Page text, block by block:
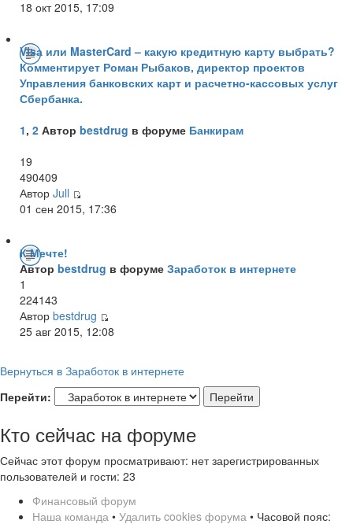
18 окт 2015, 17:09
Visа или MasterCard – какую кредитную карту выбрать?
Комментирует Роман Рыбаков, директор проектов
Управления банковских карт и расчетно-кассовых услуг
Сбербанка.
1, 2 Автор bestdrug в форуме Банкирам
19
490409
Автор Jull
01 сен 2015, 17:36
К Мечте!
Автор bestdrug в форуме Заработок в интернете
1
224143
Автор bestdrug
25 авг 2015, 12:08
Вернуться в Заработок в интернете
Перейти:
Кто сейчас на форуме
Сейчас этот форум просматривают: нет зарегистрированных
пользователей и гости: 23
Финансовый форум
Наша команда • Удалить cookies форума • Часовой пояс: